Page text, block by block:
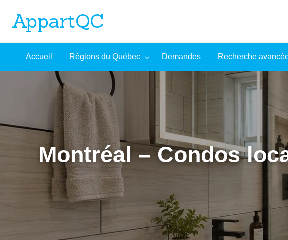
Recherche
Aide
À
AppartQC
Accueil Régions du Québec Demandes Recherche
Montréal – Condos